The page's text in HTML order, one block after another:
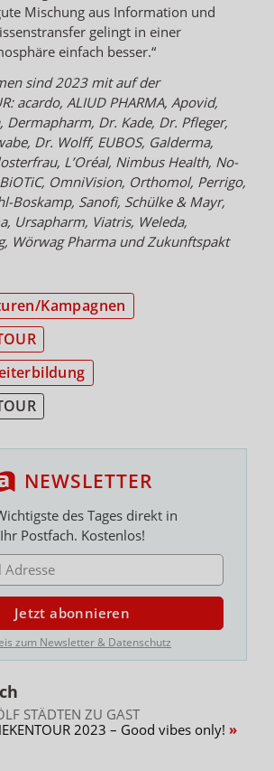
Mischung aus Information und
gelingt in einer
einfach besser.“
sind 2023 mit auf der
acardo, ALIUD PHARMA, Apovid,
Dermapharm, Dr. Kade, Dr. Pfleger,
Dr. Wolff, EUBOS, Galderma,
L’Oréal, Nimbus Health, No-
OmniVision, Orthomol, Perrigo,
Boskamp, Sanofi, Schülke & Mayr,
Ursapharm, Viatris, Weleda,
Wörwag Pharma und Zukunftspakt
Kampagnen
NEWSLETTER
des Tages direkt in
Ihr Postfach. Kostenlos!
Jetzt abonnieren
zum Newsletter & Datenschutz
STÄDTEN ZU GAST
2023 – Good vibes only!